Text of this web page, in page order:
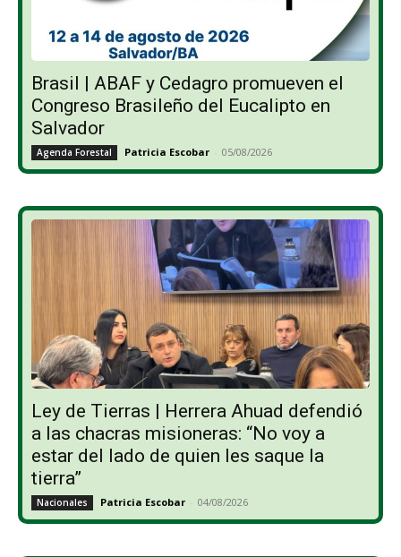
Brasil | ABAF y Cedagro promueven el
Congreso Brasileño del Eucalipto en
Salvador
Agenda Forestal Patricia Escobar - 05/08/2026
Ley de Tierras | Herrera Ahuad defendió
a las chacras misioneras: “No voy a
estar del lado de quien les saque la
tierra”
Nacionales Patricia Escobar - 04/08/2026